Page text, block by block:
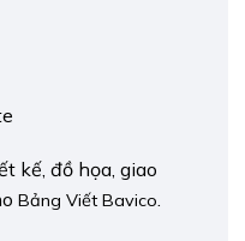
kế, đồ họa, giao
Bảng Viết Bavico.